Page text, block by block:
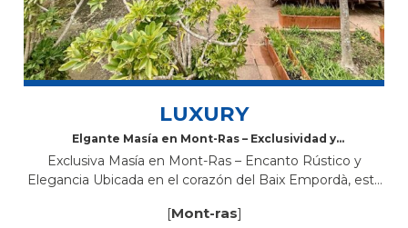
LUXURY
Elgante Masía en Mont-Ras – Exclusividad y
Exclusiva Masía en Mont-Ras – Encanto Rústico y
Elegancia Ubicada en el corazón del Baix Empordà, esta
auténtico de la arquitectura tradicional...
[Mont-ras]